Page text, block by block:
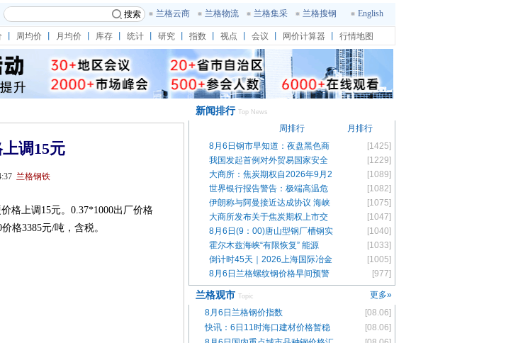
搜索 兰格云商 兰格物流 兰格集采 兰格搜钢 English
周均价 月均价 库存 统计 研究 指数 视点 会议 网价计算器 行情地图
调15元
兰格钢铁
格上调15元。0.37*1000出厂价格
格3385元/吨，含税。